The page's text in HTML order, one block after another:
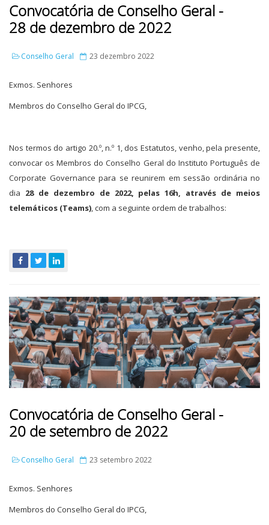
Convocatória de Conselho Geral -
28 de dezembro de 2022
Conselho Geral 23 dezembro 2022
Exmos. Senhores
Membros do Conselho Geral do IPCG,
Nos termos do artigo 20.º, n.º 1, dos Estatutos, venho, pela presente,
convocar os Membros do Conselho Geral do Instituto Português de
Corporate Governance para se reunirem em sessão ordinária no
dia 28 de dezembro de 2022, pelas 16h, através de meios
telemáticos (Teams), com a seguinte ordem de trabalhos:
Convocatória de Conselho Geral -
20 de setembro de 2022
Conselho Geral 23 setembro 2022
Exmos. Senhores
Membros do Conselho Geral do IPCG,